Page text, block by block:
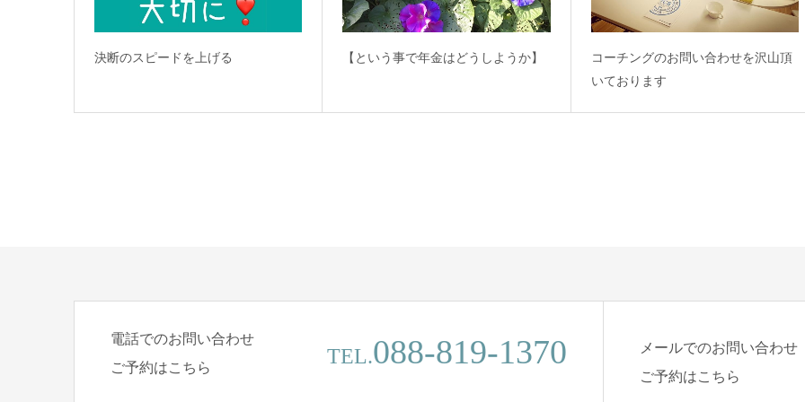
決断のスピードを上げる 【という事で年金はどうしようか】
コーチングのお問い合わせを沢山頂
いております
電話でのお問い合わせ
ご予約はこちら
TEL.088-819-1370
メールでのお問い合わせ
ご予約はこちら